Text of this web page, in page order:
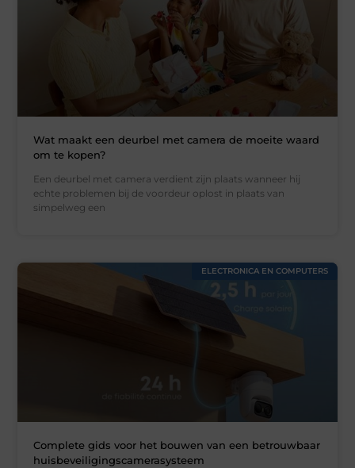
Wat maakt een deurbel met camera de moeite waard
om te kopen?
Een deurbel met camera verdient zijn plaats wanneer hij
echte problemen bij de voordeur oplost in plaats van
simpelweg een
ELECTRONICA EN COMPUTERS
Complete gids voor het bouwen van een betrouwbaar
huisbeveiligingscamerasysteem